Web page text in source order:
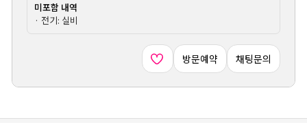
미포함 내역
· 전기: 실비
방문예약 채팅문의